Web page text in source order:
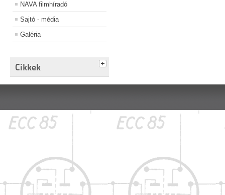
NAVA filmhíradó
Sajtó - média
Galéria
Cikkek